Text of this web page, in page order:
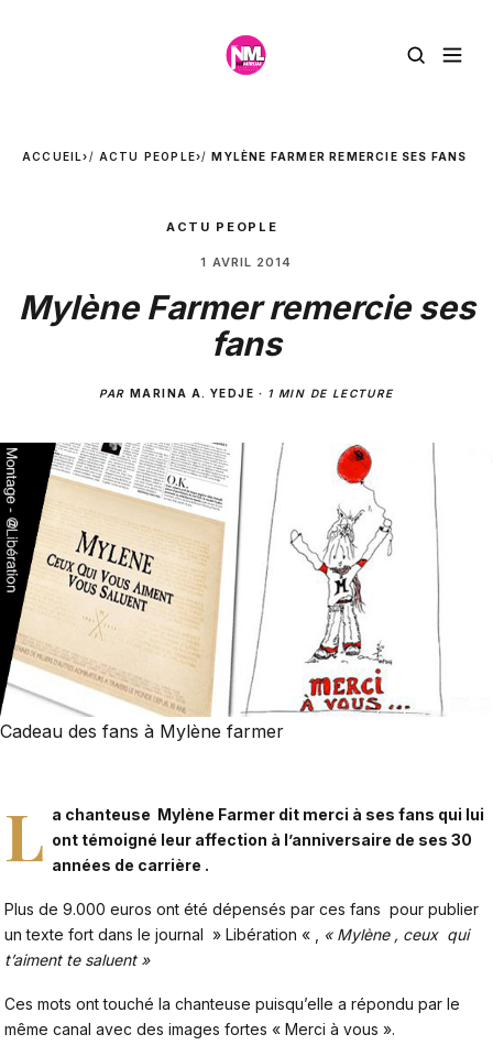
ACCUEIL› ACTU PEOPLE› MYLÈNE FARMER REMERCIE SES FANS
ACTU PEOPLE
1 AVRIL 2014
Mylène Farmer remercie ses
fans
PAR MARINA A. YEDJE · 1 MIN DE LECTURE
Cadeau des fans à Mylène farmer
L a chanteuse Mylène Farmer dit merci à ses fans qui lui
ont témoigné leur affection à l’anniversaire de ses 30
années de carrière .
Plus de 9.000 euros ont été dépensés par ces fans pour publier
un texte fort dans le journal » Libération « ,
« Mylène , ceux qui
t’aiment te saluent »
Ces mots ont touché la chanteuse puisqu’elle a répondu par le
même canal avec des images fortes « Merci à vous ».